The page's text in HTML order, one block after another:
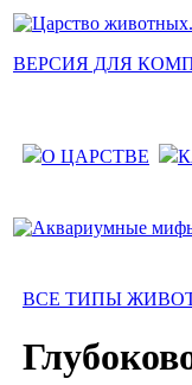
ВЕРСИЯ ДЛЯ
О ЦАРСТВЕ
ВСЕ ТИПЫ